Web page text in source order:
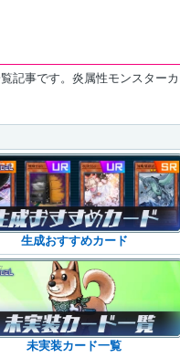
記事です。炎属性モンスター
生成おすすめカード
未実装カード一覧